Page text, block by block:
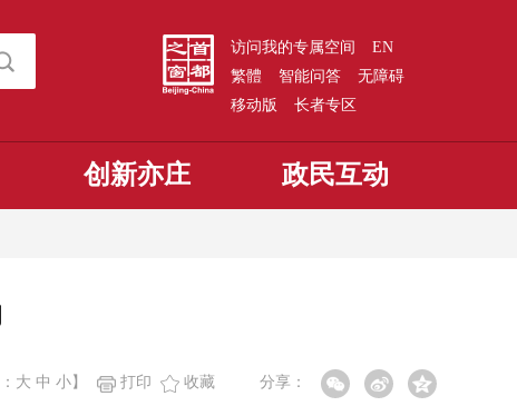
访问我的专属空间
EN
繁體
智能问答
无障碍
移动版
长者专区
创新亦庄 政民互动
分享：
大 中 小 】 打印 收藏